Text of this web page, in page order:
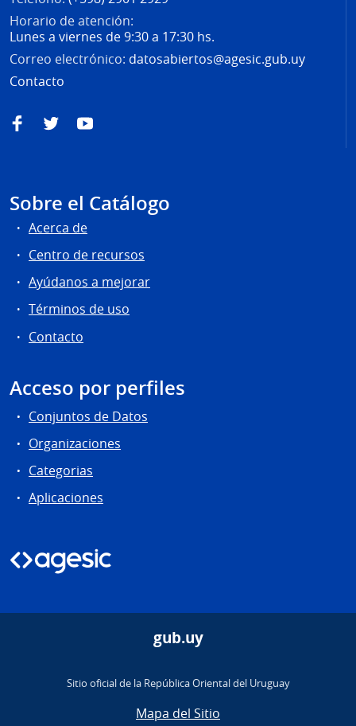
Horario de atención:
Lunes a viernes de 9:30 a 17:30 hs.
Correo electrónico: datosabiertos@agesic.gub.uy
Contacto
FacebookTwitterYouTube
Sobre el Catálogo
Acerca de
Centro de recursos
Ayúdanos a mejorar
Términos de uso
Contacto
Acceso por perfiles
Conjuntos de Datos
Organizaciones
Categorias
Aplicaciones
gub.uy
Sitio oficial de la República Oriental del Uruguay
Mapa del Sitio